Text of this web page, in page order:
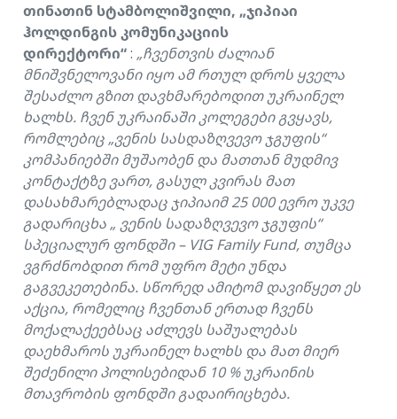
თინათინ სტამბოლიშვილი, „ჯიპიაი
ჰოლდინგის კომუნიკაციის
დირექტორი“: „ჩვენთვის ძალიან
მნიშვნელოვანი იყო ამ რთულ დროს ყველა
შესაძლო გზით დავხმარებოდით უკრაინელ
ხალხს. ჩვენ უკრაინაში კოლეგები გვყავს,
რომლებიც „ვენის სასდაზღვევო ჯგუფის“
კომპანიებში მუშაობენ და მათთან მუდმივ
კონტაქტზე ვართ, გასულ კვირას მათ
დასახმარებლადაც ჯიპიაიმ 25 000 ევრო უკვე
გადარიცხა „ ვენის სადაზღვევო ჯგუფის“
სპეციალურ ფონდში – VIG Family Fund, თუმცა
ვგრძნობდით რომ უფრო მეტი უნდა
გაგვეკეთებინა. სწორედ ამიტომ დავიწყეთ ეს
აქცია, რომელიც ჩვენთან ერთად ჩვენს
მოქალაქეებსაც აძლევს საშუალებას
დაეხმაროს უკრაინელ ხალხს და მათ მიერ
შეძენილი პოლისებიდან 10 % უკრაინის
მთავრობის ფონდში გადაირიცხება.